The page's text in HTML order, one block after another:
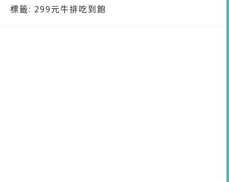
標籤: 299元牛排吃到飽